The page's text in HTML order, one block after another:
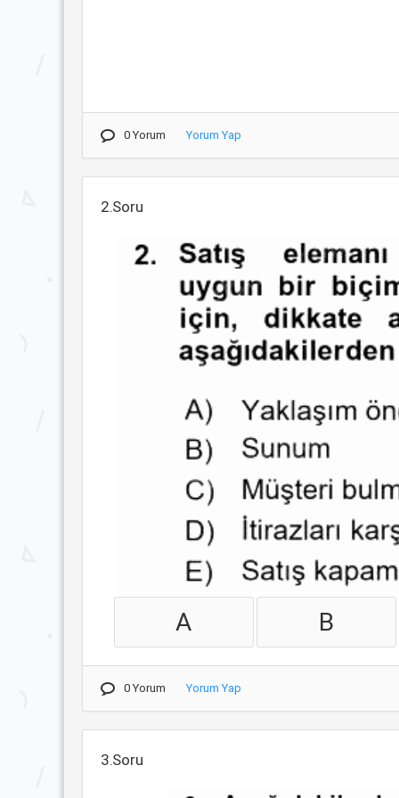
0 Yorum Yorum Yap
2.Soru
A B
0 Yorum Yorum Yap
3.Soru